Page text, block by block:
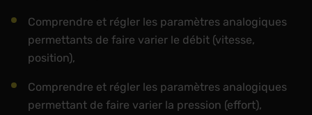
Comprendre et régler les paramètres analogiques
permettants de faire varier le débit (vitesse,
position),
Comprendre et régler les paramètres analogiques
permettant de faire varier la pression (effort),